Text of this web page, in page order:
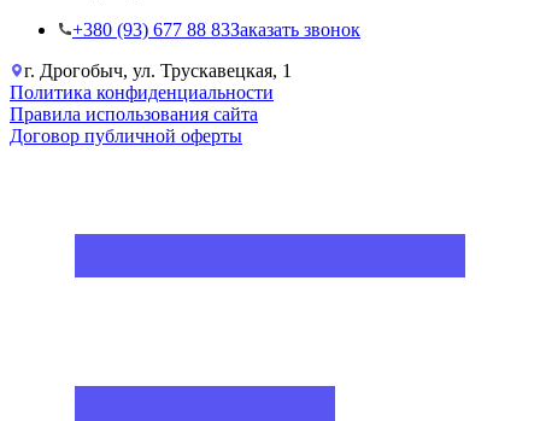
+38‎0 (93) 677 88 83Заказать звонок
г. Дрогобыч, ул. Трускавецкая, 1
Политика конфиденциальности
Правила использования сайта
Договор публичной оферты